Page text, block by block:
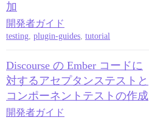
加
開発者ガイド
testing, plugin-guides, tutorial
Discourse の Ember コードに
対するアセプタンステストと
コンポーネントテストの作成
開発者ガイド